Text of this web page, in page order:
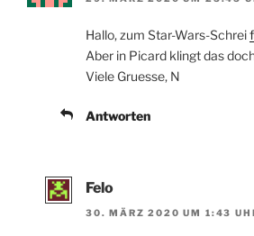
Hallo, zum Star-Wars-Schrei
Aber in Picard klingt das
Viele Gruesse, N
Antworten
Felo
30. MÄRZ 2020 UM 1:43